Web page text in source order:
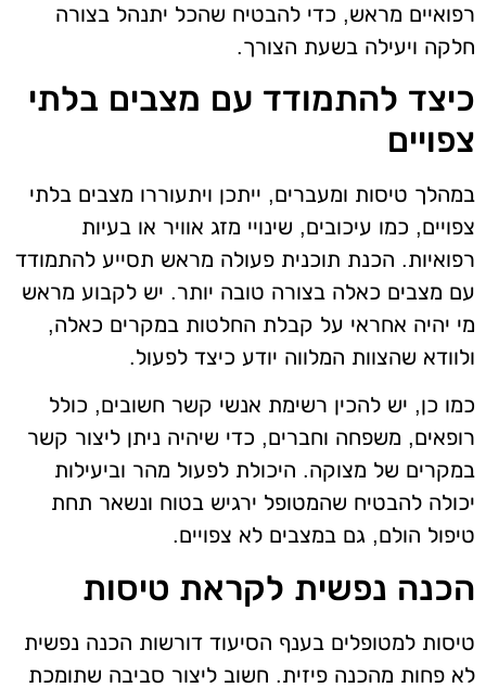
רפואיים מראש, כדי להבטיח שהכל יתנהל בצורה
חלקה ויעילה בשעת הצורך.
כיצד להתמודד עם מצבים בלתי
צפויים
במהלך טיסות ומעברים, ייתכן ויתעוררו מצבים בלתי
צפויים, כמו עיכובים, שינויי מזג אוויר או בעיות
רפואיות. הכנת תוכנית פעולה מראש תסייע להתמודד
עם מצבים כאלה בצורה טובה יותר. יש לקבוע מראש
מי יהיה אחראי על קבלת החלטות במקרים כאלה,
ולוודא שהצוות המלווה יודע כיצד לפעול.
כמו כן, יש להכין רשימת אנשי קשר חשובים, כולל
רופאים, משפחה וחברים, כדי שיהיה ניתן ליצור קשר
במקרים של מצוקה. היכולת לפעול מהר וביעילות
יכולה להבטיח שהמטופל ירגיש בטוח ונשאר תחת
טיפול הולם, גם במצבים לא צפויים.
הכנה נפשית לקראת טיסות
טיסות למטופלים בענף הסיעוד דורשות הכנה נפשית
לא פחות מהכנה פיזית. חשוב ליצור סביבה שתומכת